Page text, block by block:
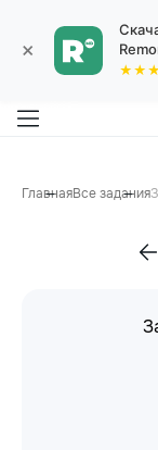
×
ГлавнаяВсе задания